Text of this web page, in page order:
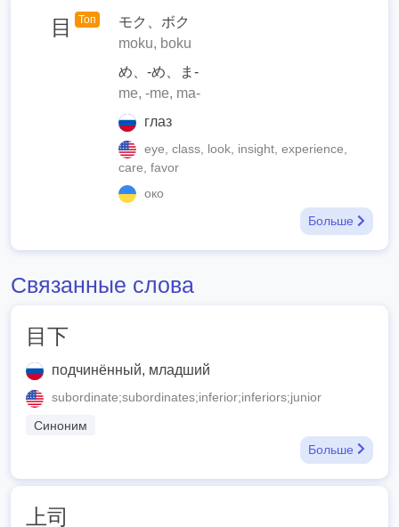
目 Топ
モク、ボク
moku, boku
め、-め、ま-
me, -me, ma-
глаз
eye, class, look, insight, experience,
care, favor
око
Больше
Связанные слова
目下
подчинённый, младший
subordinate;subordinates;inferior;inferiors;junior
Синоним
Больше
上司